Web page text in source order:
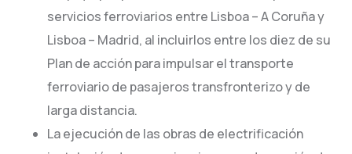
servicios ferroviarios entre Lisboa – A Coruña y
Lisboa – Madrid, al incluirlos entre los diez de su
Plan de acción para impulsar el transporte
ferroviario de pasajeros transfronterizo y de
larga distancia.
La ejecución de las obras de electrificación